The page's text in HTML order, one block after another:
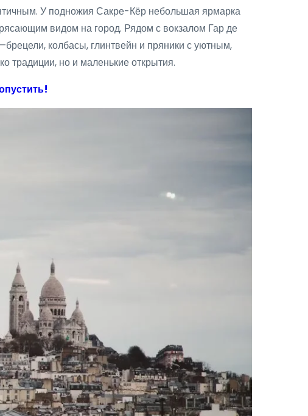
У подножия Сакре-Кёр небольшая ярмарка
видом на город. Рядом с вокзалом Гар де
колбасы, глинтвейн и пряники с уютным,
традиции, но и маленькие открытия.